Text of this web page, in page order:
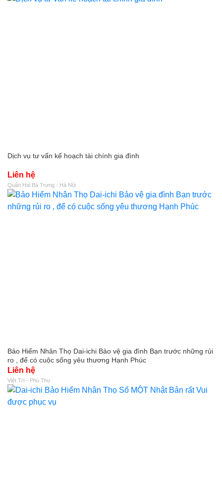
Dịch vụ tư vấn kế hoạch tài chính gia đình
Liên hệ
Quận Hai Bà Trưng - Hà Nội
Bảo Hiểm Nhân Thọ Dai-ichi Bảo vệ gia đình Bạn trước những rủi
ro , để có cuộc sống yêu thương Hạnh Phúc
Liên hệ
Việt Trì - Phú Thọ